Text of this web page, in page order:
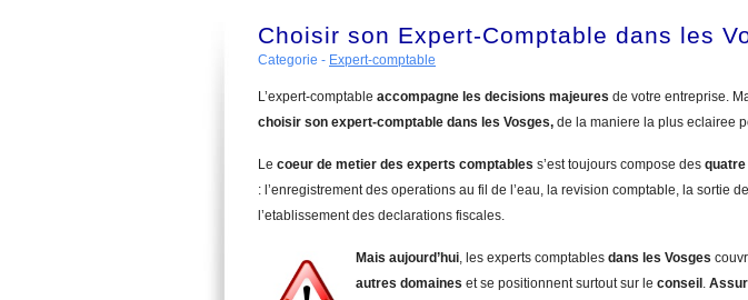
Choisir son Expert-Comptable dans les
Categorie - Expert-comptable
L’expert-comptable accompagne les decisions majeures de votre entreprise.
choisir son expert-comptable dans les Vosges, de la maniere la plus eclairee
Le coeur de metier des experts comptables s’est toujours compose des
: l’enregistrement des operations au fil de l’eau, la revision comptable, la sortie
l’etablissement des declarations fiscales.
Mais aujourd’hui, les experts comptables dans les Vosges
autres domaines et se positionnent surtout sur le conseil .